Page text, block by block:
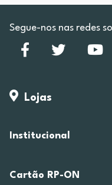
Segue-nos nas redes
Lojas
Institucional
Cartão RP-ON